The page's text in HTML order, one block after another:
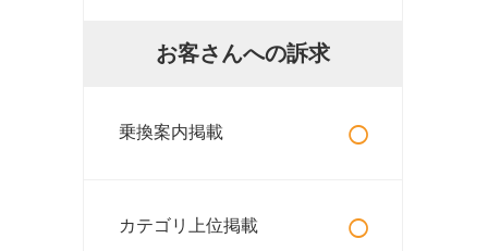
お客さんへの訴求
乗換案内掲載 ○
カテゴリ上位掲載 ○